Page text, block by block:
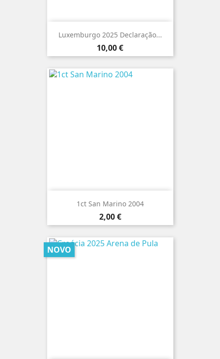
Luxemburgo 2025 Declaração...
Preço
10,00 €
1ct San Marino 2004
Preço
2,00 €
NOVO